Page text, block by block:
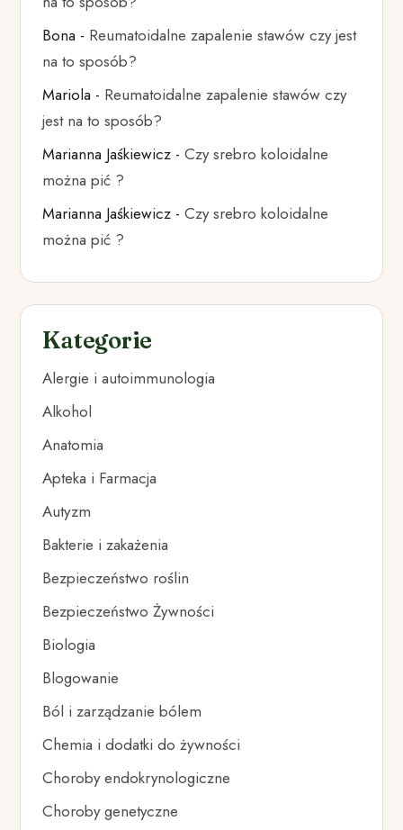
Bona - Reumatoidalne zapalenie stawów czy jest
na to sposób?
Mariola - Reumatoidalne zapalenie stawów czy
jest na to sposób?
Marianna Jaśkiewicz -Czy srebro koloidalne
można pić ?
Marianna Jaśkiewicz -Czy srebro koloidalne
można pić ?
Kategorie
Alergie i autoimmunologia
Alkohol
Anatomia
Apteka i Farmacja
Autyzm
Bakterie i zakażenia
Bezpieczeństwo roślin
Bezpieczeństwo Żywności
Biologia
Blogowanie
Ból i zarządzanie bólem
Chemia i dodatki do żywności
Choroby endokrynologiczne
Choroby genetyczne